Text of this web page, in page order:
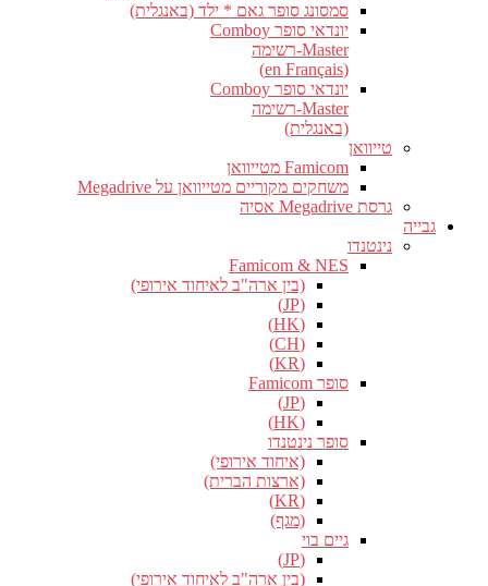
סמסונג סופר גאם * ילד (באנגלית)
יונדאי סופר Comboy
Master-רשימה
(en Français)
יונדאי סופר Comboy
Master-רשימה
(באנגלית)
טייוואן
Famicom מטייוואן
משחקים מקוריים מטייוואן על Megadrive
גרסת Megadrive אסיה
גבייה
נינטנדו
Famicom & NES
(בין ארה"ב לאיחוד אירופי)
(JP)
(HK)
(CH)
(KR)
סופר Famicom
(JP)
(HK)
סופר נינטנדו
(איחוד אירופי)
(ארצות הברית)
(KR)
(מגף)
גיים בוי
(JP)
(בין ארה"ב לאיחוד אירופי)